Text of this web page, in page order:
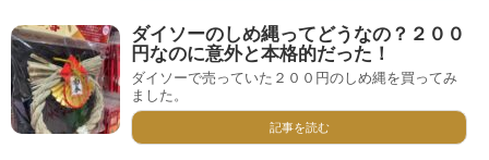
ダイソーのしめ縄ってどうなの？２００
円なのに意外と本格的だった！
ダイソーで売っていた２００円のしめ縄を買ってみ
ました。
記事を読む